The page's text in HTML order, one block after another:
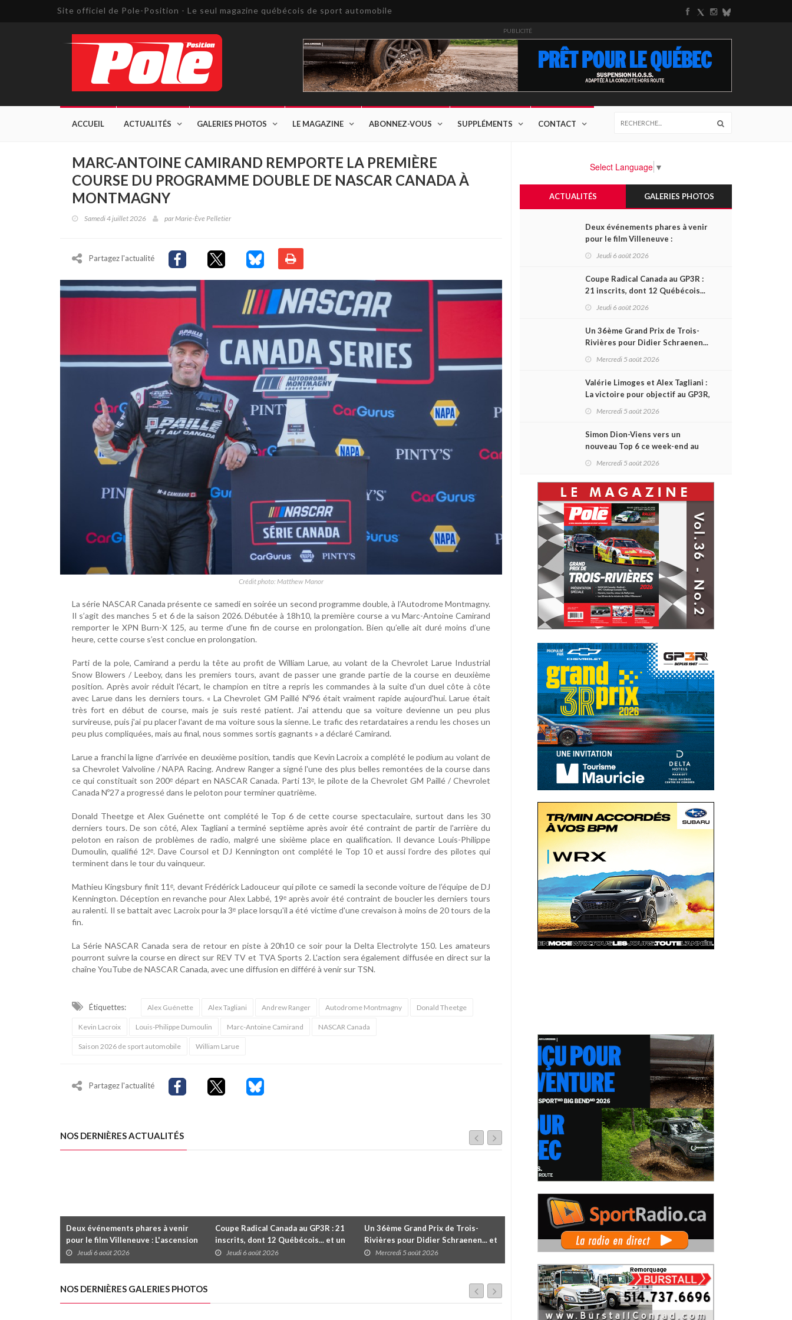
Site officiel de Pole-Position - Le seul magazine québécois de sport automobile
PUBLICITÉ
ACCUEIL ACTUALITÉS GALERIES PHOTOS LE MAGAZINE ABONNEZ-VOUS SUPPLÉMENTS CONTACT
MARC-ANTOINE CAMIRAND REMPORTE LA PREMIÈRE
COURSE DU PROGRAMME DOUBLE DE NASCAR CANADA À
MONTMAGNY
Samedi 4 juillet 2026 parMarie-Ève Pelletier
Partagez l'actualité
Crédit photo: Matthew Manor
La série NASCAR Canada présente ce samedi en soirée un second programme double, à l’Autodrome Montmagny.
Il s’agit des manches 5 et 6 de la saison 2026. Débutée à 18h10, la première course a vu Marc-Antoine Camirand
remporter le XPN Burn-X 125, au terme d'une fin de course en prolongation. Bien qu’elle ait duré moins d’une
heure, cette course s’est conclue en prolongation.
Parti de la pole, Camirand a perdu la tête au profit de William Larue, au volant de la Chevrolet Larue Industrial
Snow Blowers / Leeboy, dans les premiers tours, avant de passer une grande partie de la course en deuxième
position. Après avoir réduit l'écart, le champion en titre a repris les commandes à la suite d'un duel côte à côte
avec Larue dans les derniers tours. « La Chevrolet GM Paillé Nº96 était vraiment rapide aujourd'hui. Larue était
très fort en début de course, mais je suis resté patient. J'ai attendu que sa voiture devienne un peu plus
survireuse, puis j'ai pu placer l'avant de ma voiture sous la sienne. Le trafic des retardataires a rendu les choses un
peu plus compliquées, mais au final, nous sommes sortis gagnants » a déclaré Camirand.
Larue a franchi la ligne d'arrivée en deuxième position, tandis que Kevin Lacroix a complété le podium au volant de
sa Chevrolet Valvoline / NAPA Racing. Andrew Ranger a signé l'une des plus belles remontées de la course dans
ce qui constituait son 200ᵉ départ en NASCAR Canada. Parti 13ᵉ, le pilote de la Chevrolet GM Paillé / Chevrolet
Canada Nº27 a progressé dans le peloton pour terminer quatrième.
Donald Theetge et Alex Guénette ont complété le Top 6 de cette course spectaculaire, surtout dans les 30
derniers tours. De son côté, Alex Tagliani a terminé septième après avoir été contraint de partir de l'arrière du
peloton en raison de problèmes de radio, malgré une sixième place en qualification. Il devance Louis-Philippe
Dumoulin, qualifié 12ᵉ. Dave Coursol et DJ Kennington ont complété le Top 10 et aussi l’ordre des pilotes qui
terminent dans le tour du vainqueur.
Mathieu Kingsbury finit 11ᵉ, devant Frédérick Ladouceur qui pilote ce samedi la seconde voiture de l’équipe de DJ
Kennington. Déception en revanche pour Alex Labbé, 19ᵉ après avoir été contraint de boucler les derniers tours
au ralenti. Il se battait avec Lacroix pour la 3ᵉ place lorsqu'il a été victime d'une crevaison à moins de 20 tours de la
fin.
La Série NASCAR Canada sera de retour en piste à 20h10 ce soir pour la Delta Electrolyte 150. Les amateurs
pourront suivre la course en direct sur REV TV et TVA Sports 2. L'action sera également diffusée en direct sur la
chaîne YouTube de NASCAR Canada, avec une diffusion en différé à venir sur TSN.
Étiquettes: Alex Guénette Alex Tagliani Andrew Ranger Autodrome Montmagny Donald Theetge
Kevin Lacroix Louis-Philippe Dumoulin Marc-Antoine Camirand NASCAR Canada
Saison 2026 de sport automobile William Larue
Partagez l'actualité
NOS DERNIÈRES ACTUALITÉS
Deux événements phares à venir
pour le film Villeneuve : L'ascension
d'une légende (+ vidéo)
Jeudi 6 août 2026
Coupe Radical Canada au GP3R : 21
inscrits, dont 12 Québécois... et un
premier gain d'Antoine Sénéchal
dans la série ?
Jeudi 6 août 2026
Un 36ème Grand Prix de Trois-
Rivières pour Didier Schraenen... et
une première en Challenge Canada
Mercredi 5 août 2026
Valérie Limoges et Alex Tagliani : La
victoire pour objectif au GP3R, dans
trois séries différentes
Mercredi 5 août 2026
Top 6 ce week-end au GP3R, en
NASCAR Canada ?
Mercredi 5 août 2026
NOS DERNIÈRES GALERIES PHOTOS
Select Language ▼
ACTUALITÉS GALERIES PHOTOS
Deux événements phares à venir
pour le film Villeneuve :
L'ascension d'une légende (+
Jeudi 6 août 2026
Coupe Radical Canada au GP3R :
21 inscrits, dont 12 Québécois...
et un premier gain d'Antoine
Jeudi 6 août 2026
Un 36ème Grand Prix de Trois-
Rivières pour Didier Schraenen...
et une première en Challenge
Mercredi 5 août 2026
Valérie Limoges et Alex Tagliani :
La victoire pour objectif au GP3R,
dans trois séries différentes
Mercredi 5 août 2026
Simon Dion-Viens vers un
nouveau Top 6 ce week-end au
GP3R, en série NASCAR Canada ?
Mercredi 5 août 2026